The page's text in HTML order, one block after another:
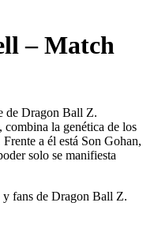
– Match
de Dragon Ball Z.
la genética de los
a él está Son Gohan,
solo se manifiesta
y fans de Dragon Ball Z.